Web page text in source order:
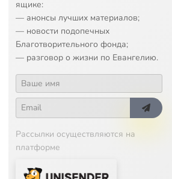
ящике:
— анонсы лучших материалов;
— новости подопечных
Благотворительного фонда;
— разговор о жизни по Евангелию.
Рассылки осуществляются на
платформе